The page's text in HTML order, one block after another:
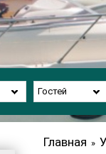
Гостей
Главная »